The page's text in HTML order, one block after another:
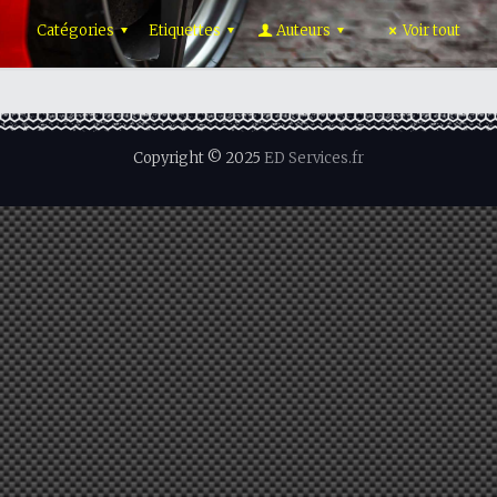
Catégories Etiquettes Auteurs Voir tout
Copyright © 2025 ED Services.fr